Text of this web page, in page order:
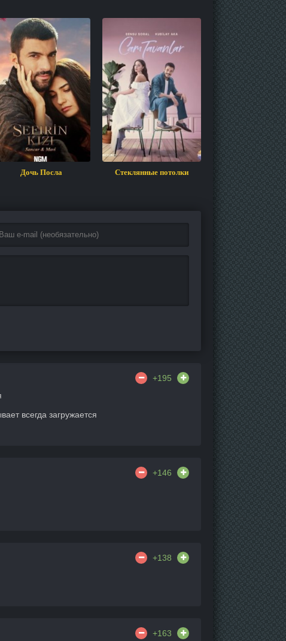
Дочь Посла Стеклянные потолки Ничто
+195
всегда загружается
+146
+138
+163